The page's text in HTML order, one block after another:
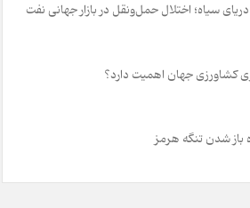
سیاه؛ اختلال حمل‌ونقل در بازار جهانی نفت
کشاورزی جهان اهمیت دارد؟